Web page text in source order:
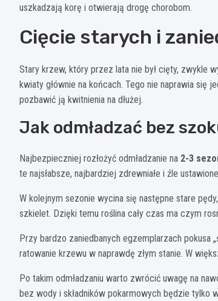
uszkadzają korę i otwierają drogę chorobom.
Cięcie starych i
Stary krzew, który przez lata nie był cięty, zwykle
kwiaty głównie na końcach. Tego nie naprawia się
pozbawić ją kwitnienia na dłużej.
Jak odmładzać bez
Najbezpieczniej rozłożyć odmładzanie na 2-3
te najsłabsze, najbardziej zdrewniałe i źle
W kolejnym sezonie wycina się następne stare
szkielet. Dzięki temu roślina cały czas ma czym
Przy bardzo zaniedbanych egzemplarzach pokusa
ratowanie krzewu w naprawdę złym stanie. W
Po takim odmładzaniu warto zwrócić uwagę na
bez wody i składników pokarmowych będzie tylko